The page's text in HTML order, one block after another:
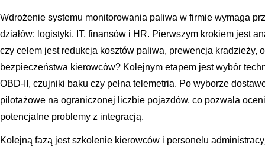
Wdrożenie systemu monitorowania paliwa w firmie wymaga
działów: logistyki, IT, finansów i HR. Pierwszym krokiem jest
czy celem jest redukcja kosztów paliwa, prewencja kradzieży,
bezpieczeństwa kierowców? Kolejnym etapem jest wybór
OBD-II, czujniki baku czy pełna telemetria. Po wyborze
pilotażowe na ograniczonej liczbie pojazdów, co pozwala
potencjalne problemy z integracją.
Kolejną fazą jest szkolenie kierowców i personelu